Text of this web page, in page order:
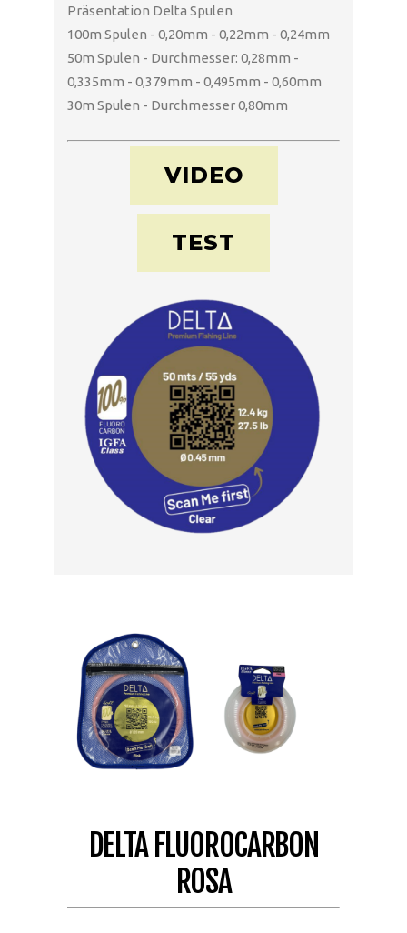
Präsentation Delta Spulen
100m Spulen - 0,20mm - 0,22mm - 0,24mm
50m Spulen - Durchmesser: 0,28mm -
0,335mm - 0,379mm - 0,495mm - 0,60mm
30m Spulen - Durchmesser 0,80mm
VIDEO
TEST
DELTA FLUOROCARBON
ROSA